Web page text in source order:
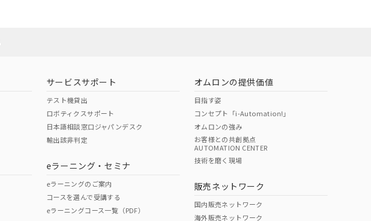
O O
サービスサポート
テスト機貸出
ロボティクスサポート
日本語相談窓口ジャパンデスク
輸出該非判定
eラーニング・セミナ
eラーニングのご案内
コースを選んで受講する
eラーニングコース一覧（PDF）
オムロンの提供価値
目指す姿
コンセプト「i-Automation!」
オムロンの強み
お客様との共創拠点
AUTOMATION CENTER
技術を磨く現場
販売ネットワーク
国内販売ネットワーク
海外販売ネットワーク